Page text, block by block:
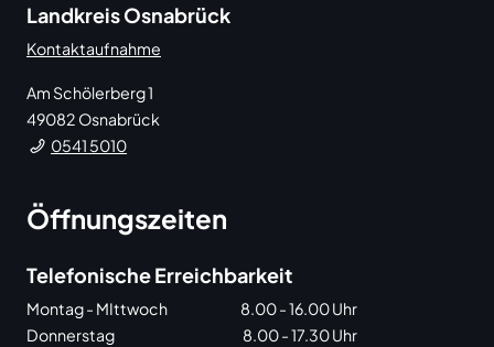
Landkreis Osnabrück
Kontaktaufnahme
Am Schölerberg 1
49082 Osnabrück
0541 5010
Öffnungszeiten
Telefonische Erreichbarkeit
Montag - MIttwoch
8.00 - 16.00 Uhr
Donnerstag
8.00 - 17.30 Uhr